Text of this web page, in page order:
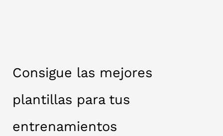
Consigue las mejores
plantillas para tus
entrenamientos